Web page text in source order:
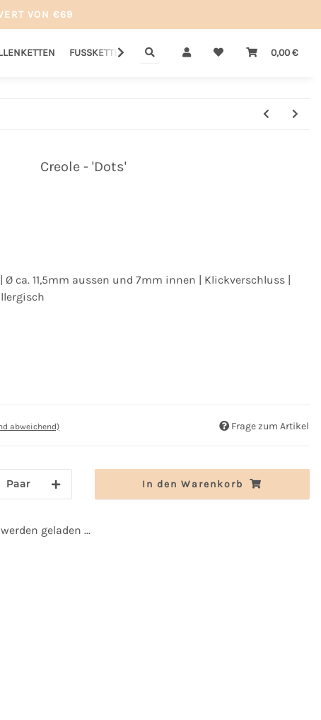
VON €69
0,00 €
FUSSKETTEN GUTSCHEINE
Creole - 'Dots'
ca. 11,5mm aussen und 7mm innen | Klickverschluss |
abweichend) Frage zum Artikel
Paar In den Warenkorb
geladen ...